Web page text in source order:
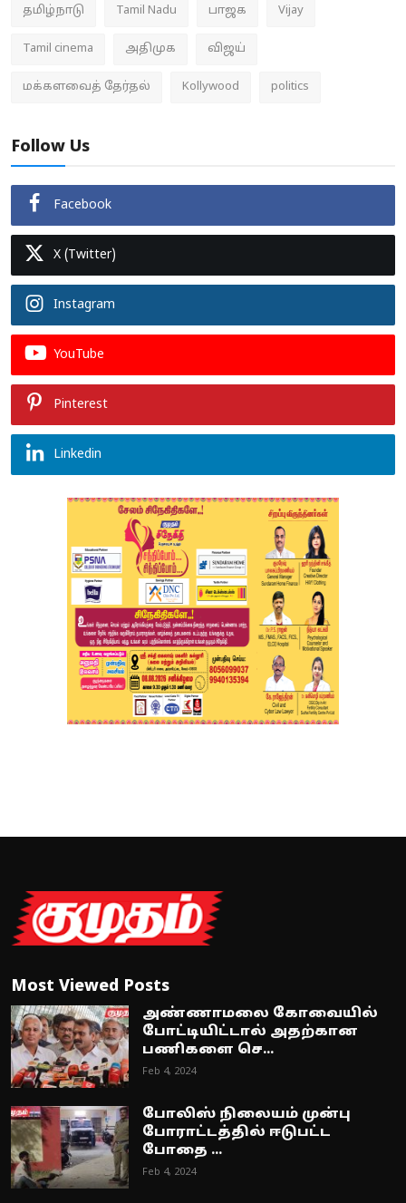
தமிழ்நாடு Tamil Nadu பாஜக Vijay
Tamil cinema அதிமுக விஜய்
மக்களவைத் தேர்தல் Kollywood politics
Follow Us
Facebook
X (Twitter)
Instagram
YouTube
Pinterest
Linkedin
Most Viewed Posts
அண்ணாமலை கோவையில்
போட்டியிட்டால் அதற்கான
பணிகளை செ...
Feb 4, 2024
போலிஸ் நிலையம் முன்பு
போராட்டத்தில் ஈடுபட்ட
போதை ...
Feb 4, 2024